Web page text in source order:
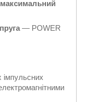
максимальний
— POWER
імпульсних